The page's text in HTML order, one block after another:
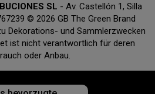
SL - Av. Castellón 1, Silla
© 2026 GB The Green Brand
Dekorations- und Sammlerzwecken
ist nicht verantwortlich für deren
oder Anbau.